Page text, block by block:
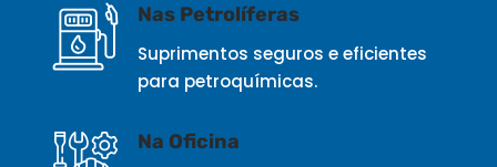
Nas Petrolíferas
Suprimentos seguros e eficientes
para petroquímicas.
Na Oficina